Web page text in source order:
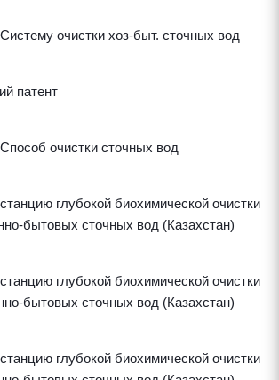
очистки хоз-быт. сточных вод
патент
очистки сточных вод
глубокой биохимической очистки
бытовых сточных вод (Казахстан)
глубокой биохимической очистки
бытовых сточных вод (Казахстан)
глубокой биохимической очистки